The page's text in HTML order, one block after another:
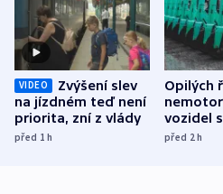
VIDEO
Zvýšení slev
na jízdném teď není
priorita, zní z vlády
před 1h
Opilých
vozidel
přibylo,
před 2h